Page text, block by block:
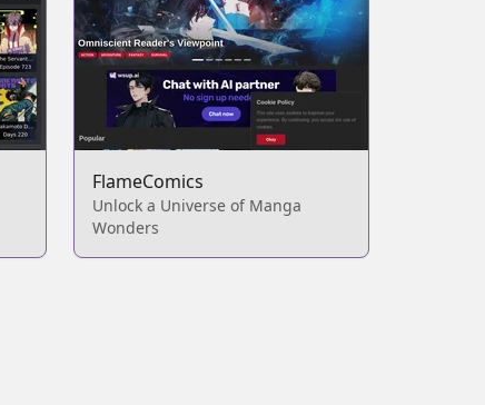
FlameComics
Unlock a Universe of Manga
Wonders